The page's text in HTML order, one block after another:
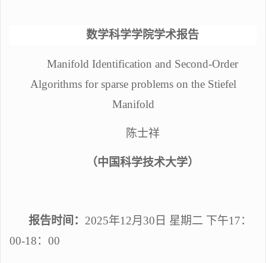
数学科学学院学术报告
Manifold Identification and Second-Order
Algorithms for sparse problems on the Stiefel
Manifold
陈士祥
（中国科学技术大学）
报告时间： 2025年12月30日 星期二 下午17：
00-18：00